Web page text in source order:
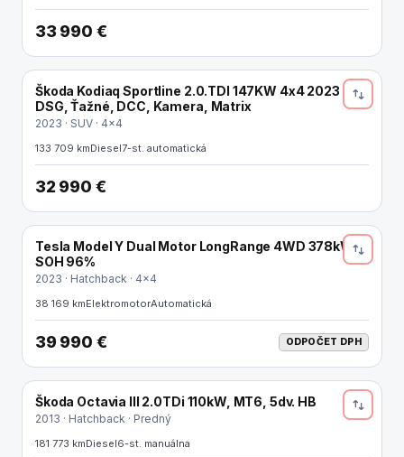
33 990 €
Škoda Kodiaq Sportline 2.0.TDI 147KW 4x4 2023
DSG, Ťažné, DCC, Kamera, Matrix
2023 · SUV · 4x4
133 709 kmDiesel7-st. automatická
32 990 €
ELEKTRO
Tesla Model Y Dual Motor LongRange 4WD 378kW
SOH 96%
2023 · Hatchback · 4x4
38 169 kmElektromotorAutomatická
39 990 € ODPOČET DPH
Škoda Octavia III 2.0TDi 110kW, MT6, 5dv. HB
2013 · Hatchback · Predný
181 773 kmDiesel6-st. manuálna